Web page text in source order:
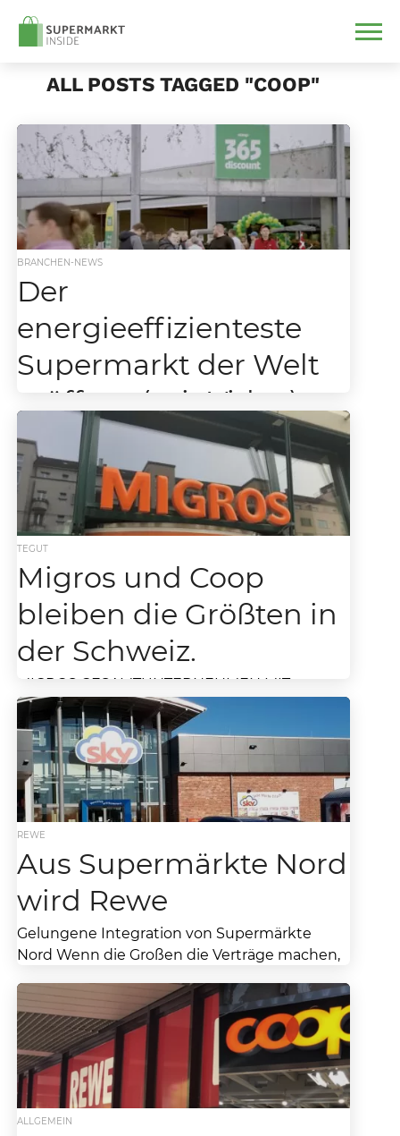
ALL POSTS TAGGED "COOP"
BRANCHEN-NEWS
Der
energieeffizienteste
Supermarkt der Welt
eröffnet (mit Video)
Neueröffnungen von Supermärkten sorgen
eigentlich nicht für einen Presseauflauf. Es sei
denn es ist der energieeffizientesten
Supermarkt der Welt. Der
energieeffizientesten Supermarkt...
TEGUT
Migros und Coop
bleiben die Größten in
der Schweiz.
MIGROS GESAMTUNTERNEHMEN MIT
REKORDUMSATZ SEIT DEM BESTEHEN, MIT
DER COOP BLEIBEN DIE BEIDEN PLAYER DIE
GRÖSSTEN IN DER SCHWEIZ. Die Migros
Schweiz...
REWE
Aus Supermärkte Nord
wird Rewe
Gelungene Integration von Supermärkte
Nord Wenn die Großen die Verträge machen,
Hier nun endlich mal...
ALLGEMEIN